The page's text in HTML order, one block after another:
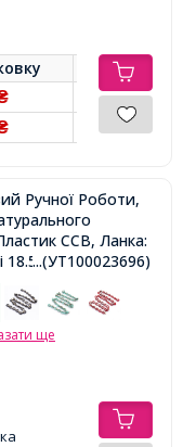
Ручної Роботи,
CCB, Ланка:
18.5x11.5x4.5мм,
...(УТ100023696)
ще